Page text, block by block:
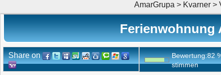
AmarGrupa > Kvarner >
Ferienwohnung
Share on Bewertung:82
stimmen